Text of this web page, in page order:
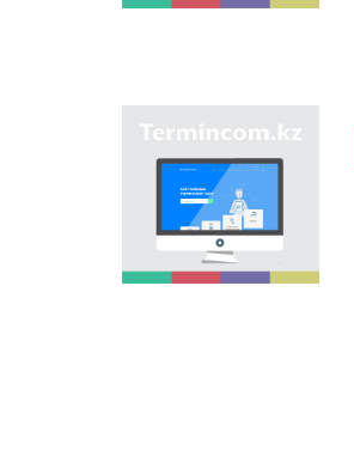
centers, institutions
Site “termincom.kz”
contributes to
classification of
Kazakh vocabulary,
complement of
terminological
reserve, matching of
terms and names with